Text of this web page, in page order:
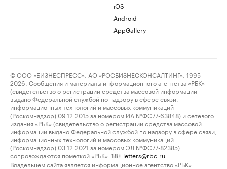
iOS
Android
AppGallery
© ООО «БИЗНЕСПРЕСС», АО «РОСБИЗНЕСКОНСАЛТИНГ», 1995–
2026. Сообщения и материалы информационного агентства «РБК»
(свидетельство о регистрации средства массовой информации
выдано Федеральной службой по надзору в сфере связи,
информационных технологий и массовых коммуникаций
(Роскомнадзор) 09.12.2015 за номером ИА №ФС77-63848) и сетевого
издания «РБК» (свидетельство о регистрации средства массовой
информации выдано Федеральной службой по надзору в сфере связи,
информационных технологий и массовых коммуникаций
(Роскомнадзор) 03.12.2021 за номером ЭЛ №ФС77-82385)
сопровождаются пометкой «РБК».
18+ letters@rbc.ru
Владельцем сайта является информационное агентство «РБК».